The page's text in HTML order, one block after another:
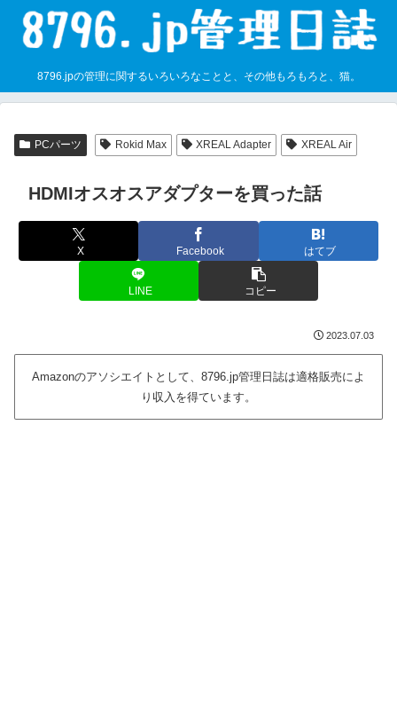
8796.jpの管理に関するいろいろなことと、その他もろもろと、猫。
PCパーツ Rokid Max XREAL Adapter XREAL Air
HDMIオスオスアダプターを買った話
X Facebook はてブ
LINE コピー
2023.07.03
Amazonのアソシエイトとして、8796.jp管理日誌は適格販売によ
り収入を得ています。